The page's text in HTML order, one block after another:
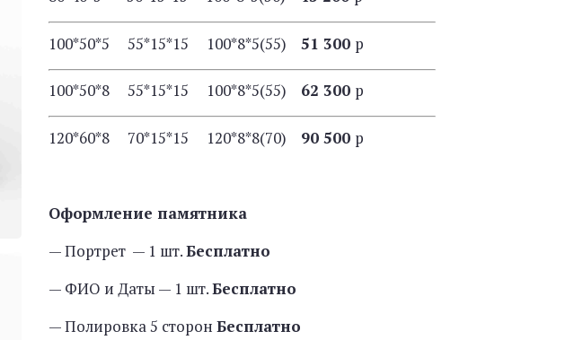
100*50*5 55*15*15 100*8*5(55) 51 300 р
100*50*8 55*15*15 100*8*5(55) 62 300 р
120*60*8 70*15*15 120*8*8(70) 90 500 р
Оформление памятника
— Портрет — 1 шт.Бесплатно
— ФИО и Даты — 1 шт.Бесплатно
— Полировка 5 сторон Бесплатно